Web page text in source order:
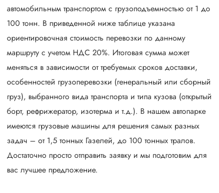
автомобильным транспортом с грузоподъемностью от 1 до
100 тонн. В приведенной ниже таблице указана
ориентировочная стоимость перевозки по данному
маршруту с учетом НДС 20%. Итоговая сумма может
меняться в зависимости от требуемых сроков доставки,
особенностей грузоперевозки (генеральный или сборный
груз), выбранного вида транспорта и типа кузова (открытый
борт, рефрижератор, изотерма и т.д.). В нашем автопарке
имеются грузовые машины для решения самых разных
задач – от 1,5 тонных Газелей, до 100 тонных тралов.
Достаточно просто отправить заявку и мы подготовим для
вас лучшее предложение.